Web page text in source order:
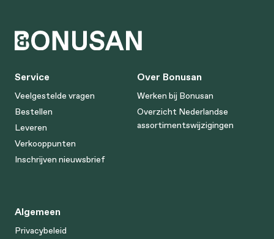
Service
Veelgestelde vragen
Bestellen
Leveren
Verkooppunten
Inschrijven nieuwsbrief
Over Bonusan
Werken bij Bonusan
Overzicht Nederlandse
assortimentswijzigingen
Algemeen
Privacybeleid